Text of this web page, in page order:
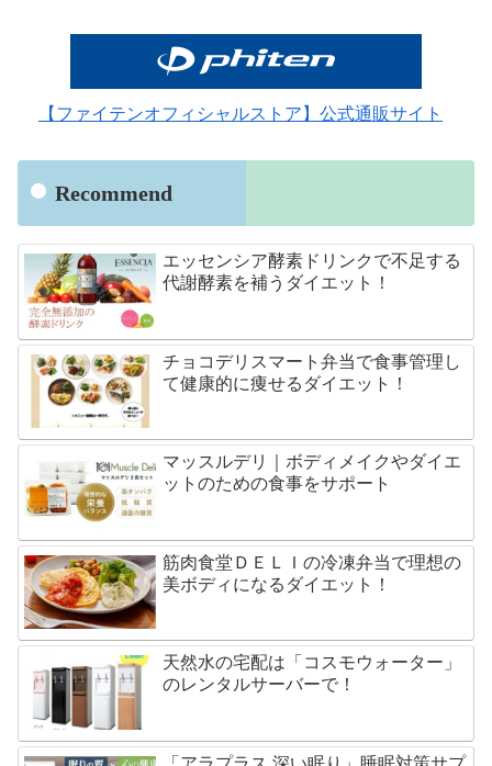
【ファイテンオフィシャルストア】公式通販サイト
Recommend
エッセンシア酵素ドリンクで不足する
代謝酵素を補うダイエット！
チョコデリスマート弁当で食事管理し
て健康的に痩せるダイエット！
マッスルデリ｜ボディメイクやダイエ
ットのための食事をサポート
筋肉食堂ＤＥＬＩの冷凍弁当で理想の
美ボディになるダイエット！
天然水の宅配は「コスモウォーター」
のレンタルサーバーで！